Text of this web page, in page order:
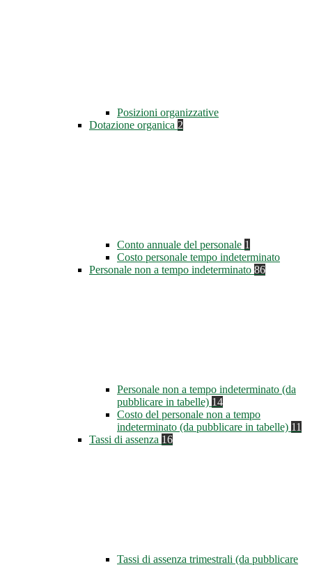
Posizioni organizzative
Dotazione organica 2
Conto annuale del personale 1
Costo personale tempo indeterminato
Personale non a tempo indeterminato 86
Personale non a tempo indeterminato (da
pubblicare in tabelle) 14
Costo del personale non a tempo
indeterminato (da pubblicare in tabelle) 11
Tassi di assenza 16
Tassi di assenza trimestrali (da pubblicare